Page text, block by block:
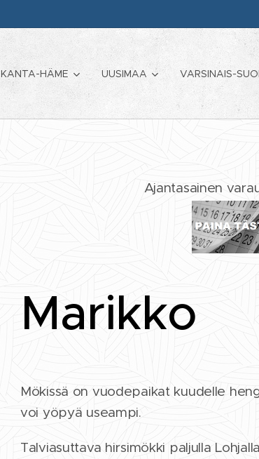
KANTA-HÄME UUSIMAA VARSINAIS-
Ajantasainen
Marikko
Mökissä on vuodepaikat kuudelle
voi yöpyä useampi.
Talviasuttava hirsimökki paljulla